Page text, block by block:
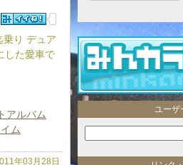
乗り デュア
した愛車で
アルバム
ム
年03月28日
ユーザ